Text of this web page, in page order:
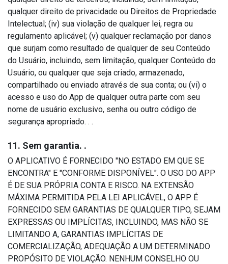
qualquer direito de privacidade ou Direitos de Propriedade
Intelectual; (iv) sua violação de qualquer lei, regra ou
regulamento aplicável; (v) qualquer reclamação por danos
que surjam como resultado de qualquer de seu Conteúdo
do Usuário, incluindo, sem limitação, qualquer Conteúdo do
Usuário, ou qualquer que seja criado, armazenado,
compartilhado ou enviado através de sua conta; ou (vi) o
acesso e uso do App de qualquer outra parte com seu
nome de usuário exclusivo, senha ou outro código de
segurança apropriado. . .
11. Sem garantia. .
O APLICATIVO É FORNECIDO "NO ESTADO EM QUE SE
ENCONTRA" E "CONFORME DISPONÍVEL". O USO DO APP
É DE SUA PRÓPRIA CONTA E RISCO. NA EXTENSÃO
MÁXIMA PERMITIDA PELA LEI APLICÁVEL, O APP É
FORNECIDO SEM GARANTIAS DE QUALQUER TIPO, SEJAM
EXPRESSAS OU IMPLÍCITAS, INCLUINDO, MAS NÃO SE
LIMITANDO A, GARANTIAS IMPLÍCITAS DE
COMERCIALIZAÇÃO, ADEQUAÇÃO A UM DETERMINADO
PROPÓSITO DE VIOLAÇÃO. NENHUM CONSELHO OU